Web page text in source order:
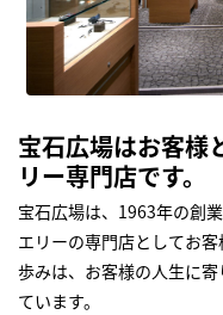
宝石広場はお客様
リー専門店です。
宝石広場は、1963年の創
エリーの専門店としてお
歩みは、お客様の人生に
ています。